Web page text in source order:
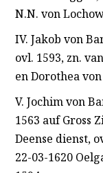
N.N. von
IV. Jakob von
ovl. 1593, zn.
en Dorothea
V. Jochim von
1563 auf Gross
Deense dienst,
22-03-1620